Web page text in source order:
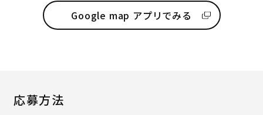
Google map アプリでみる
応募方法